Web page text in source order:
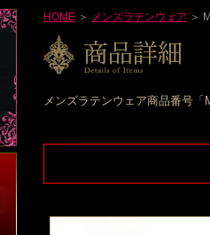
HOME ＞ メンズラテンウェア ＞
メンズラテンウェア商品番号